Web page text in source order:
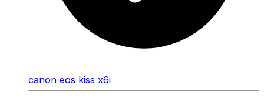
canon eos kiss x6i